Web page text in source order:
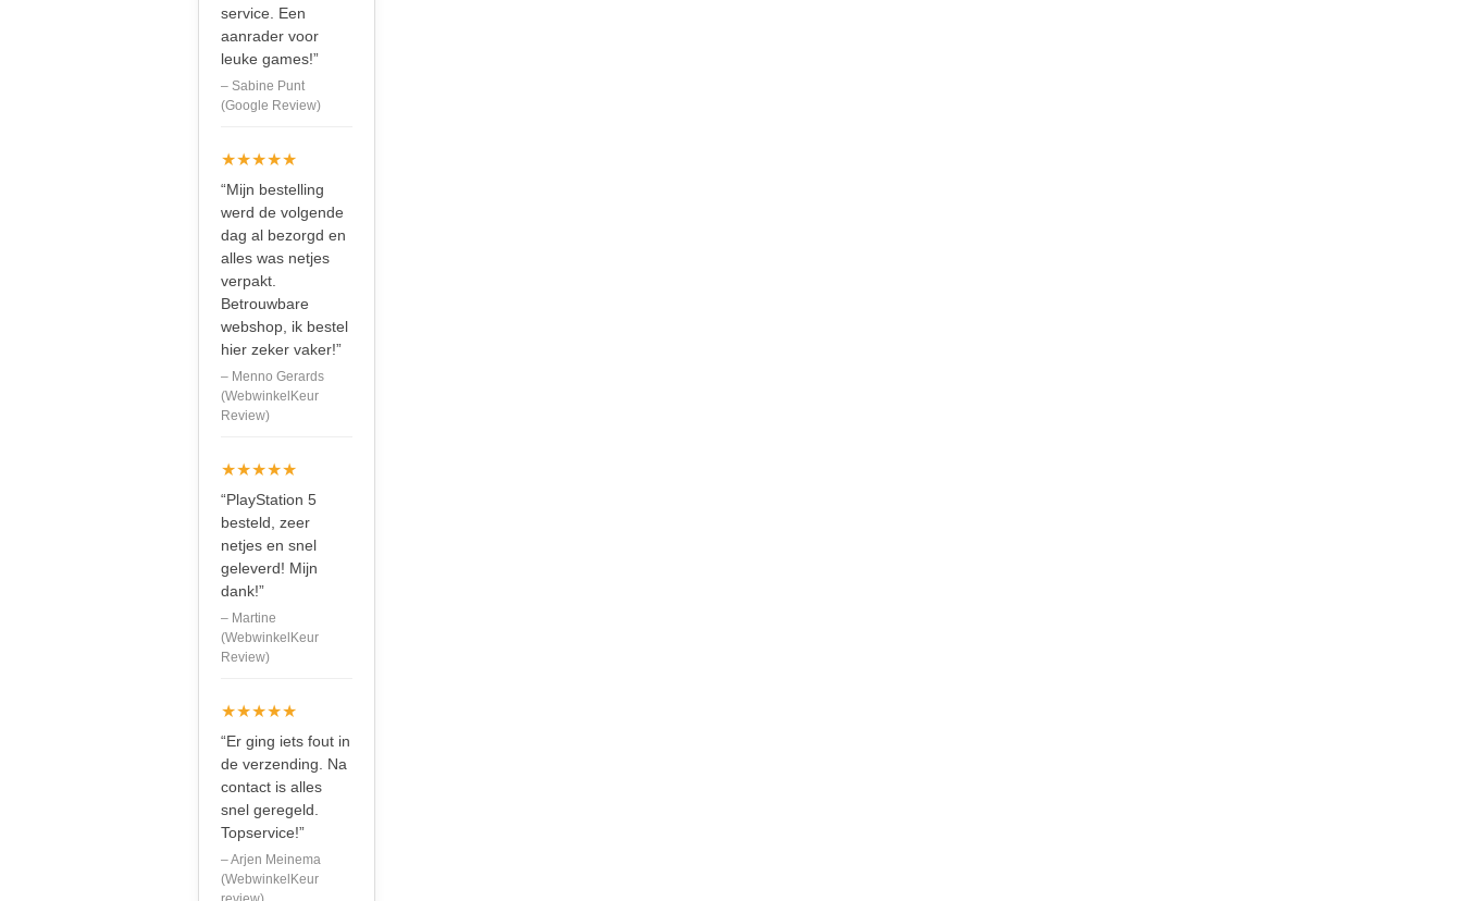
service. Een
aanrader voor
leuke games!”
– Sabine Punt
(Google Review)
★★★★★
“Mijn bestelling
werd de volgende
dag al bezorgd en
alles was netjes
verpakt.
Betrouwbare
webshop, ik bestel
hier zeker vaker!”
– Menno Gerards
(WebwinkelKeur
Review)
★★★★★
“PlayStation 5
besteld, zeer
netjes en snel
geleverd! Mijn
dank!”
– Martine
(WebwinkelKeur
Review)
★★★★★
“Er ging iets fout in
de verzending. Na
contact is alles
snel geregeld.
Topservice!”
– Arjen Meinema
(WebwinkelKeur